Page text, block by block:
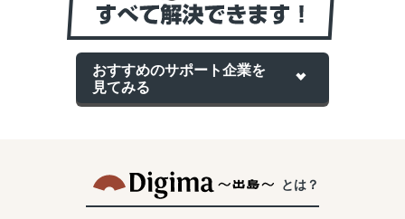
おすすめのサポート企業を
見てみる
とは？